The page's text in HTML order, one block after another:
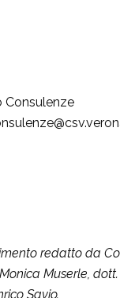
Consulenze
redatto da
Muserle,
Savio.